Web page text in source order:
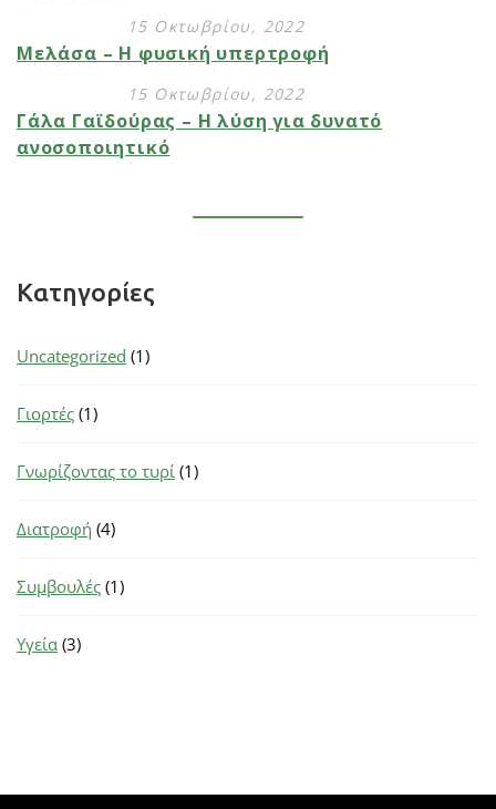
15 Οκτωβρίου, 2022
Μελάσα – Η φυσική υπερτροφή
15 Οκτωβρίου, 2022
Γάλα Γαϊδούρας – Η λύση για δυνατό
ανοσοποιητικό
Kατηγορίες
Uncategorized (1)
Γιορτές (1)
Γνωρίζοντας το τυρί (1)
Διατροφή (4)
Συμβουλές (1)
Υγεία (3)